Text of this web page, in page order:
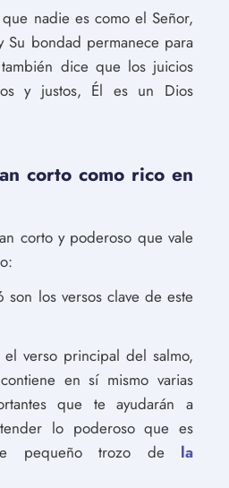
nadie es como el Señor,
Su bondad permanece para
dice que los juicios
y justos, Él es un Dios
corto como rico en
corto y poderoso que vale
son los versos clave de este
verso principal del salmo,
en sí mismo varias
que te ayudarán a
lo poderoso que es
pequeño trozo de la